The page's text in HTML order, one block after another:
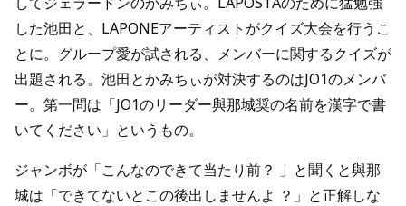
した池田と、LAPONEアーティストがクイズ大会を行うこ
とに。グループ愛が試される、メンバーに関するクイズが
出題される。池田とかみちぃが対決するのはJO1のメンバ
ー。第一問は「JO1のリーダー與那城奨の名前を漢字で書
いてください」というもの。
ジャンボが「こんなのできて当たり前？ 」と聞くと與那
城は「できてないとこの後出しませんよ ？」と正解しな